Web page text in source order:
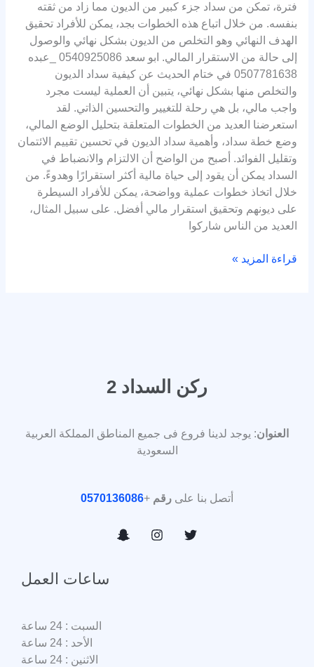
فترة، تمكن من سداد جزء كبير من الديون مما زاد من ثقته
بنفسه. من خلال اتباع هذه الخطوات بجد، يمكن للأفراد تحقيق
الهدف النهائي وهو التخلص من الديون بشكل نهائي والوصول
إلى حالة من الاستقرار المالي. ابو سعد 0540925086 _عبده
0507781638 في ختام الحديث عن كيفية سداد الديون
والتخلص منها بشكل نهائي، يتبين أن العملية ليست مجرد
واجب مالي، بل هي رحلة للتغيير والتحسين الذاتي. لقد
استعرضنا العديد من الخطوات المتعلقة بتحليل الوضع المالي،
وضع خطة سداد، وأهمية سداد الديون في تحسين تقييم الائتمان
وتقليل الفوائد. أصبح من الواضح أن الالتزام والانضباط في
السداد يمكن أن يقود إلى حياة مالية أكثر استقرارًا وهدوءً. من
خلال اتخاذ خطوات عملية وواضحة، يمكن للأفراد السيطرة
على ديونهم وتحقيق استقرار مالي أفضل. على سبيل المثال،
العديد من الناس شاركوا
قراءة المزيد »
ركن السداد 2
العنوان: يوجد لدينا فروع فى جميع المناطق المملكة العربية
السعودية
أتصل بنا على رقم +
0570136086
ساعات العمل
السبت : 24 ساعة
الأحد : 24 ساعة
الاثنين : 24 ساعة